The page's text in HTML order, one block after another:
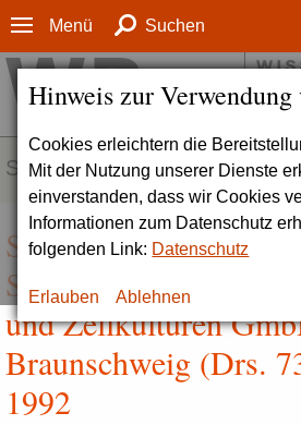
Hinweis zur
Cookies erleichtern die
Mit der Nutzung unserer Dienste
einverstanden, dass wir Cookies
Informationen zum Datenschutz
folgenden Link: Datenschutz
Erlauben Ablehnen
Menü Suchen
SERVICE
Stellungnahme zur
Sammlung von
und Zellkulturen
Braunschweig (Drs.
1992